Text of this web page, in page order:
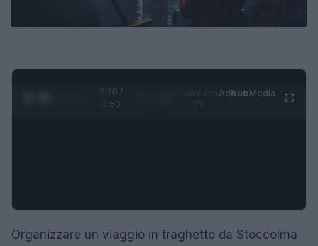
0:29 /
1:50
AdhubMedia
Organizzare un viaggio in traghetto da Stoccolma